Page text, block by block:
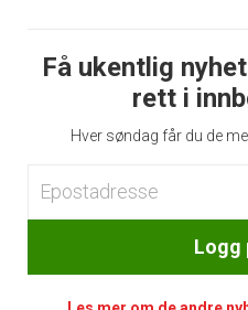
Få ukentlig
rett i
Hver søndag får du de
Logg